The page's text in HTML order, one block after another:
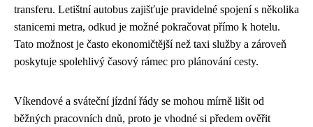
transferu. Letištní autobus zajišťuje pravidelné spojení s několika
stanicemi metra, odkud je možné pokračovat přímo k hotelu.
Tato možnost je často ekonomičtější než taxi služby a zároveň
poskytuje spolehlivý časový rámec pro plánování cesty.
Víkendové a sváteční jízdní řády se mohou mírně lišit od
běžných pracovních dnů, proto je vhodné si předem ověřit